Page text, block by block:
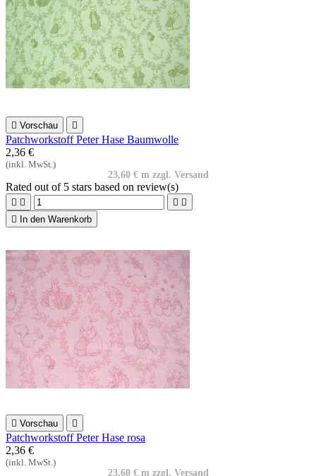
 Vorschau 
Patchworkstoff Peter Hase Baumwolle
2,36 €
(inkl. MwSt.)
23,60 € m zzgl. Versand
Rated out of 5 stars based on review(s)
   

In den Warenkorb
 Vorschau 
Patchworkstoff Peter Hase rosa
2,36 €
(inkl. MwSt.)
23,60 € m zzgl. Versand